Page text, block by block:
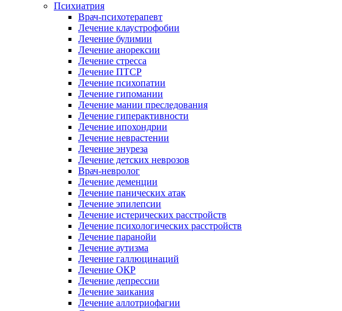
Психиатрия
Врач-психотерапевт
Лечение клаустрофобии
Лечение булимии
Лечение анорексии
Лечение стресса
Лечение ПТСР
Лечение психопатии
Лечение гипомании
Лечение мании преследования
Лечение гиперактивности
Лечение ипохондрии
Лечение неврастении
Лечение энуреза
Лечение детских неврозов
Врач-невролог
Лечение деменции
Лечение панических атак
Лечение эпилепсии
Лечение истерических расстройств
Лечение психологических расстройств
Лечение паранойи
Лечение аутизма
Лечение галлюцинаций
Лечение ОКР
Лечение депрессии
Лечение заикания
Лечение аллотриофагии